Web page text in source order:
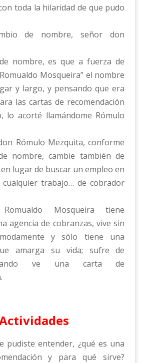
toda la hilaridad de que pudo
de nombre, señor don
nombre, es que a fuerza de
Mosqueira” el nombre
y largo, y pensando que era
las cartas de recomendación
lo acorté llamándome Rómulo
Rómulo Mezquita, conforme
nombre, cambie también de
lugar de buscar un empleo en
cualquier trabajo… de cobrador
Mosqueira tiene
agencia de cobranzas, vive sin
y sólo tiene una
amarga su vida; sufre de
ve una carta de
pudiste entender, ¿qué es una
y para qué sirve?